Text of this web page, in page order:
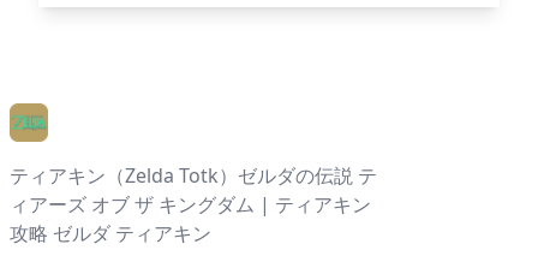
ティアキン（Zelda Totk）ゼルダの伝説 テ
ィアーズ オブ ザ キングダム | ティアキン
攻略 ゼルダ ティアキン